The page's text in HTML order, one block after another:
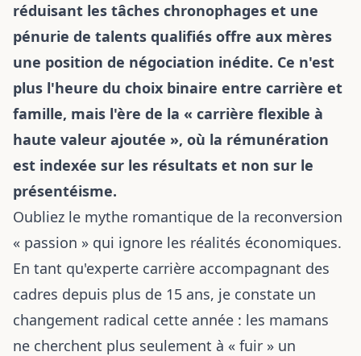
réduisant les tâches chronophages et une
pénurie de talents qualifiés offre aux mères
une position de négociation inédite. Ce n'est
plus l'heure du choix binaire entre carrière et
famille, mais l'ère de la « carrière flexible à
haute valeur ajoutée », où la rémunération
est indexée sur les résultats et non sur le
présentéisme.
Oubliez le mythe romantique de la reconversion
« passion » qui ignore les réalités économiques.
En tant qu'experte carrière accompagnant des
cadres depuis plus de 15 ans, je constate un
changement radical cette année : les mamans
ne cherchent plus seulement à « fuir » un